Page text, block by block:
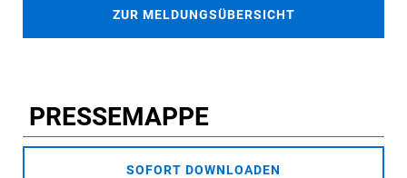
ZUR MELDUNGSÜBERSICHT
PRESSEMAPPE
SOFORT DOWNLOADEN